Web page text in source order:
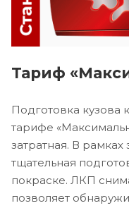
Тариф
Подготовка кузова
тарифе
затратная. В
тщательная
покраске. ЛКП
позволяет